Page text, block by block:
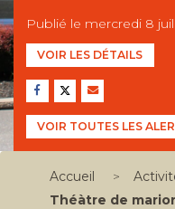
Publié le mercredi 8
VOIR LES DÉTAILS
VOIR TOUTES LES
Accueil >
Théàtre de